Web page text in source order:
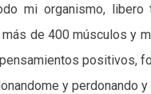
mi organismo, libero
de 400 músculos y
positivos,
y perdonando